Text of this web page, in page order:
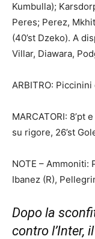
Kumbulla);
Peres; Perez,
(40’st Dzeko). A
Villar, Diawara,
ARBITRO: Piccinini
MARCATORI: 8’pt
su rigore, 26’st
NOTE – Ammoniti:
Ibanez (R),
Dopo la
contro l’Inter,